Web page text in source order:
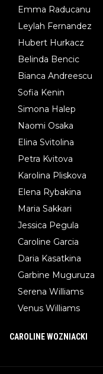
Emma Raducanu
Leylah Fernandez
Hubert Hurkacz
Belinda Bencic
Bianca Andreescu
Sofia Kenin
Simona Halep
Naomi Osaka
Elina Svitolina
Petra Kvitova
Karolina Pliskova
Elena Rybakina
Maria Sakkari
Jessica Pegula
Caroline Garcia
Daria Kasatkina
Garbine Muguruza
Serena Williams
Venus Williams
CAROLINE WOZNIACKI